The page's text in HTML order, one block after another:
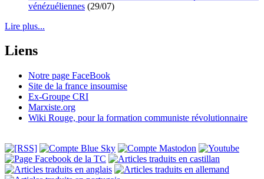
vénézuéliennes (29/07)
Lire plus...
Liens
Notre page FaceBook
Site de la france insoumise
Ex-Groupe CRI
Marxiste.org
Wiki Rouge, pour la formation communiste révolutionnaire